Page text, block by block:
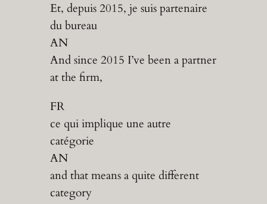
Et, depuis 2015, je suis partenaire
du bureau
AN
And since 2015 I’ve been a partner
at the firm,
FR
ce qui implique une autre
catégorie
AN
and that means a quite different
category